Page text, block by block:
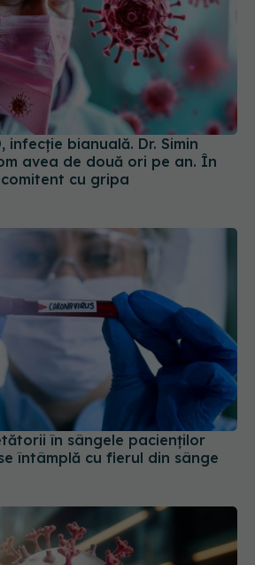
avea de două ori pe an. În
cu gripa
în sângele pacienților
întâmplă cu fierul din sânge